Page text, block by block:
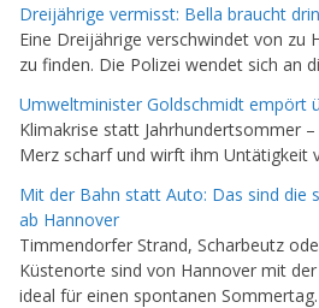
Dreijährige vermisst: Bella braucht
Eine Dreijährige verschwindet von zu
zu finden. Die Polizei wendet sich an
Umweltminister Goldschmidt empört
Klimakrise statt Jahrhundertsommer
Merz scharf und wirft ihm Untätigkeit
Mit der Bahn statt Auto: Das sind die
ab Hannover
Timmendorfer Strand, Scharbeutz
Küstenorte sind von Hannover mit
ideal für einen spontanen Sommertag.